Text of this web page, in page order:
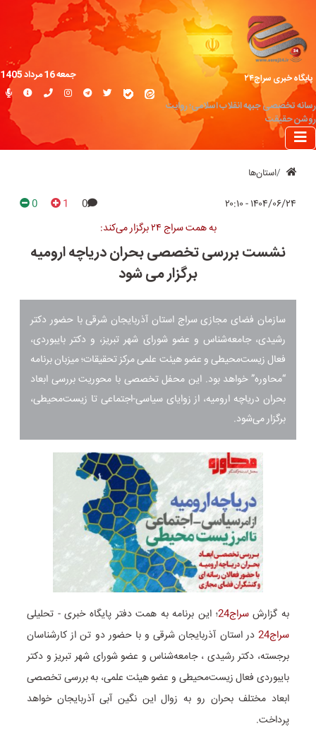
پایگاه خبری سراج۲۴
رسانه تخصصی جبهه انقلاب اسلامی؛ روایت
روشن حقیقت
جمعه 16 مرداد 1405
استان‌ها
۱۴۰۴/۰۶/۲۴ - ۲۰:۱۰ 0
1
0
به همت سراج ۲۴ برگزار می‌کند:
نشست بررسی تخصصی بحران دریاچه ارومیه
برگزار می شود
سازمان فضای مجازی سراج استان آذربایجان شرقی با حضور دکتر
رشیدی، جامعه‌شناس و عضو شورای شهر تبریز، و دکتر بایبوردی،
فعال زیست‌محیطی و عضو هیئت علمی مرکز تحقیقات؛ میزبان برنامه
“محاوره” خواهد بود. این محفل تخصصی با محوریت بررسی ابعاد
بحران دریاچه ارومیه، از زوایای سیاسی-اجتماعی تا زیست‌محیطی،
برگزار می‌شود.
به گزارشسراج24
؛ این برنامه به همت دفتر پایگاه خبری - تحلیلی
سراج24
در استان آذربایجان شرقی و با حضور دو تن از کارشناسان
برجسته، دکتر رشیدی ، جامعه‌شناس و عضو شورای شهر تبریز و دکتر
بایبوردی فعال زیست‌محیطی و عضو هیئت علمی، به بررسی تخصصی
ابعاد مختلف بحران رو به زوال این نگین آبی آذربایجان خواهد
پرداخت.